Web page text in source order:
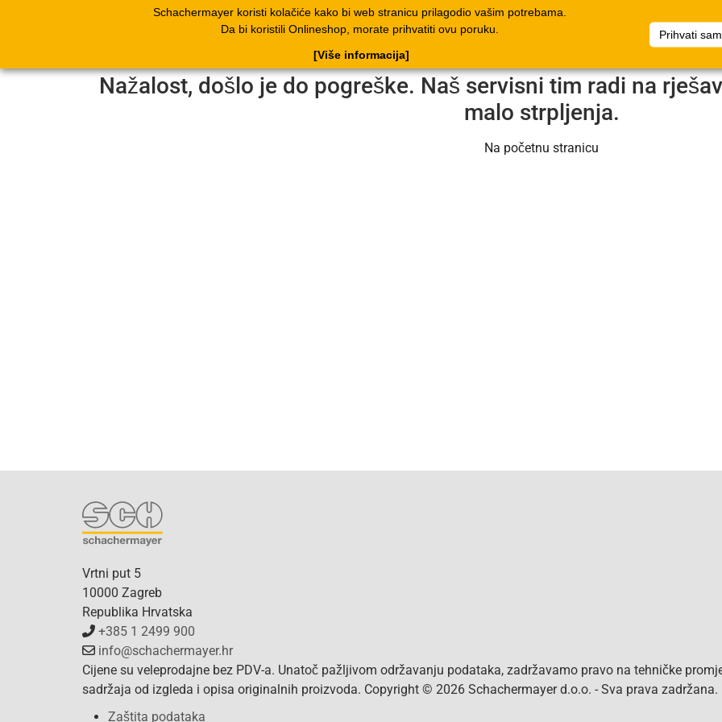
Schachermayer koristi kolačiće kako bi web stranicu prilagodio vašim potrebama.
Da bi koristili Onlineshop, morate prihvatiti ovu poruku.
Prihvati
[Više informacija]
Proizvodi Katalog Dokumenti Poduzeće Popis artikala Dokumenti
Nažalost, došlo je do pogreške. Naš servisni tim radi na
malo strpljenja.
Na početnu stranicu
Vrtni put 5
10000 Zagreb
Republika Hrvatska
+385 1 2499 900
info@schachermayer.hr
Cijene su veleprodajne bez PDV-a. Unatoč pažljivom održavanju podataka, zadržavamo pravo na tehničke
sadržaja od izgleda i opisa originalnih proizvoda. Copyright © 2026 Schachermayer d.o.o. - Sva prava zadržana.
Zaštita podataka